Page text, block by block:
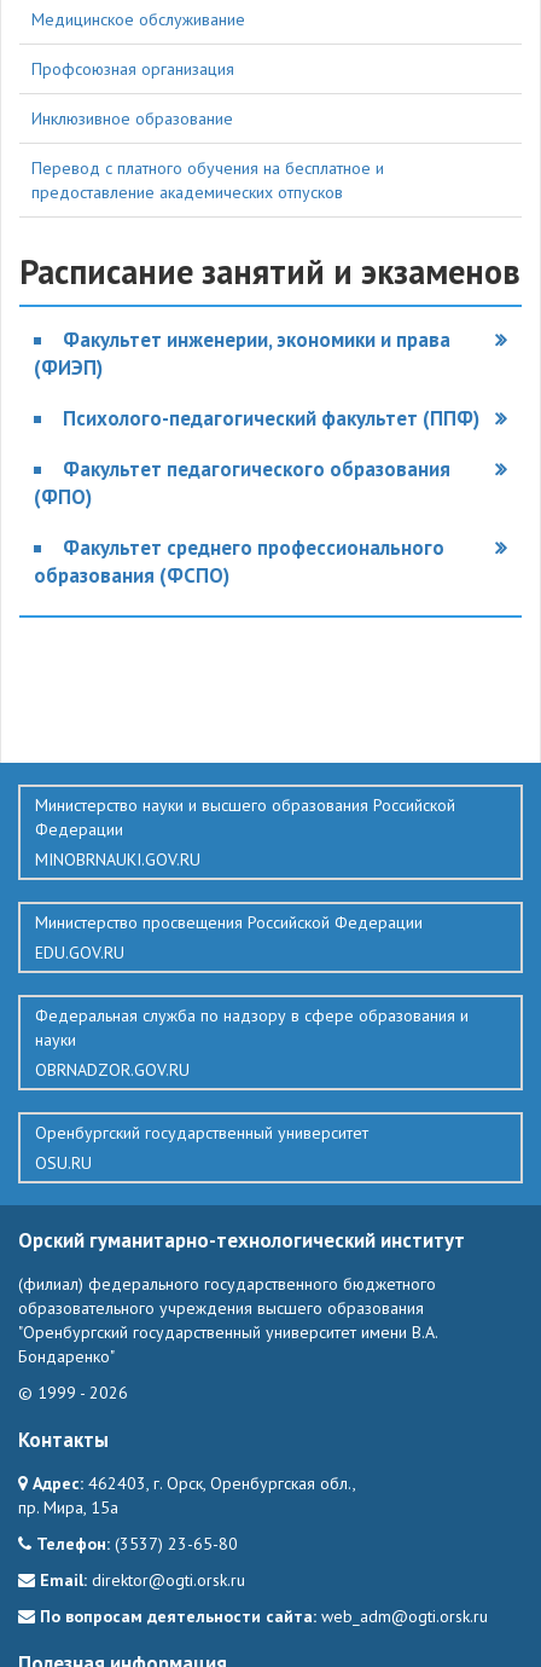
Медицинское обслуживание
Профсоюзная организация
Инклюзивное образование
Перевод с платного обучения на бесплатное и
предоставление академических отпусков
Расписание занятий и экзаменов
Факультет инженерии, экономики и права
(ФИЭП)
Психолого-педагогический факультет (ППФ)
Факультет педагогического образования
(ФПО)
Факультет среднего профессионального
образования (ФСПО)
Министерство науки и высшего образования Российской
Федерации
MINOBRNAUKI.GOV.RU
Министерство просвещения Российской Федерации
EDU.GOV.RU
Федеральная служба по надзору в сфере образования и
науки
OBRNADZOR.GOV.RU
Оренбургский государственный университет
OSU.RU
Орский гуманитарно-технологический институт
(филиал) федерального государственного бюджетного
образовательного учреждения высшего образования
"Оренбургский государственный университет имени В.А.
Бондаренко"
© 1999 - 2026
Контакты
Адрес: 462403, г. Орск, Оренбургская обл.,
пр. Мира, 15а
Телефон: (3537) 23-65-80
Email: direktor@ogti.orsk.ru
По вопросам деятельности сайта: web_adm@ogti.orsk.ru